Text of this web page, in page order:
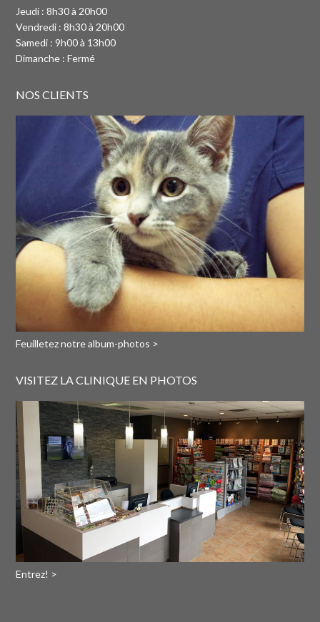
Jeudi : 8h30 à 20h00
Vendredi : 8h30 à 20h00
Samedi : 9h00 à 13h00
Dimanche : Fermé
NOS CLIENTS
Feuilletez notre album-photos >
VISITEZ LA CLINIQUE EN PHOTOS
Entrez! >